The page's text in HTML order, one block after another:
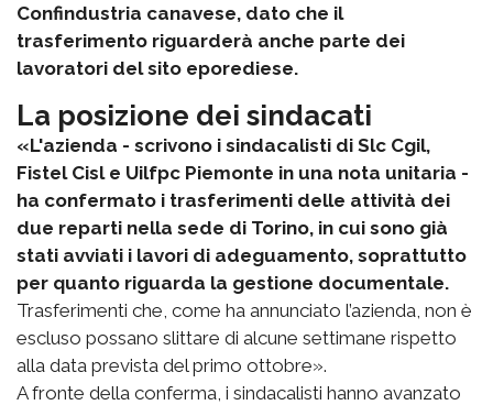
Confindustria canavese, dato che il
trasferimento riguarderà anche parte dei
lavoratori del sito eporediese.
La posizione dei sindacati
«L'azienda - scrivono i sindacalisti di Slc Cgil,
Fistel Cisl e Uilfpc Piemonte in una nota unitaria -
ha confermato i trasferimenti delle attività dei
due reparti nella sede di Torino, in cui sono già
stati avviati i lavori di adeguamento, soprattutto
per quanto riguarda la gestione documentale.
Trasferimenti che, come ha annunciato l’azienda, non è
escluso possano slittare di alcune settimane rispetto
alla data prevista del primo ottobre».
A fronte della conferma, i sindacalisti hanno avanzato